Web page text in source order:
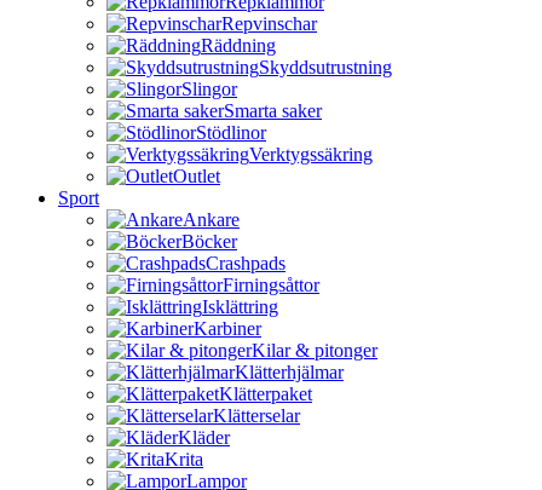
Repvinschar
Räddning
Skyddsutrustning
Slingor
Smarta saker
Stödlinor
Verktygssäkring
Outlet
Sport
Ankare
Böcker
Crashpads
Firningsåttor
Isklättring
Karbiner
Kilar & pitonger
Klätterhjälmar
Klätterpaket
Klätterselar
Kläder
Krita
Lampor